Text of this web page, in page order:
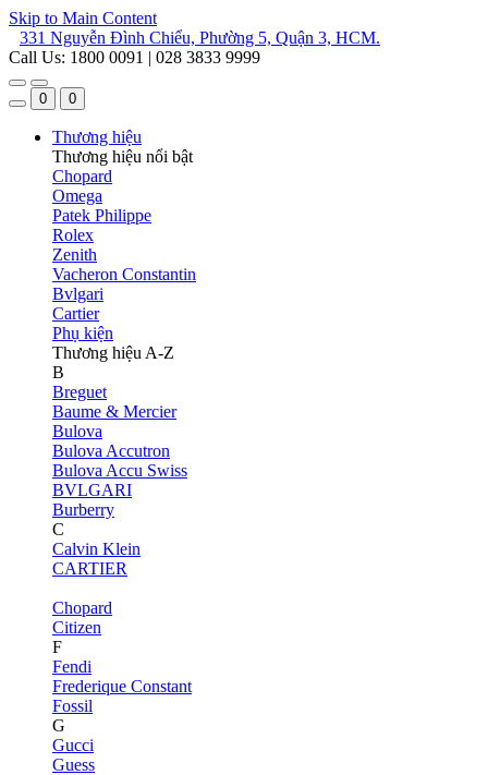
Skip to Main Content
331 Nguyễn Đình Chiểu, Phường 5, Quận 3, HCM.
Call Us: 1800 0091 | 028 3833 9999
0 0
Thương hiệu
Thương hiệu nổi bật
Chopard
Omega
Patek Philippe
Rolex
Zenith
Vacheron Constantin
Bvlgari
Cartier
Phụ kiện
Thương hiệu A-Z
B
Breguet
Baume & Mercier
Bulova
Bulova Accutron
Bulova Accu Swiss
BVLGARI
Burberry
C
Calvin Klein
CARTIER
Chopard
Citizen
F
Fendi
Frederique Constant
Fossil
G
Gucci
Guess